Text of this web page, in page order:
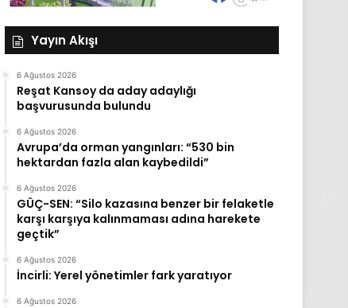
Yayın Akışı
6 Ağustos 2026
Reşat Kansoy da aday adaylığı
başvurusunda bulundu
6 Ağustos 2026
Avrupa’da orman yangınları: “530 bin
hektardan fazla alan kaybedildi”
6 Ağustos 2026
GÜÇ-SEN: “Silo kazasına benzer bir felaketle
karşı karşıya kalınmaması adına harekete
geçtik”
6 Ağustos 2026
İncirli: Yerel yönetimler fark yaratıyor
6 Ağustos 2026